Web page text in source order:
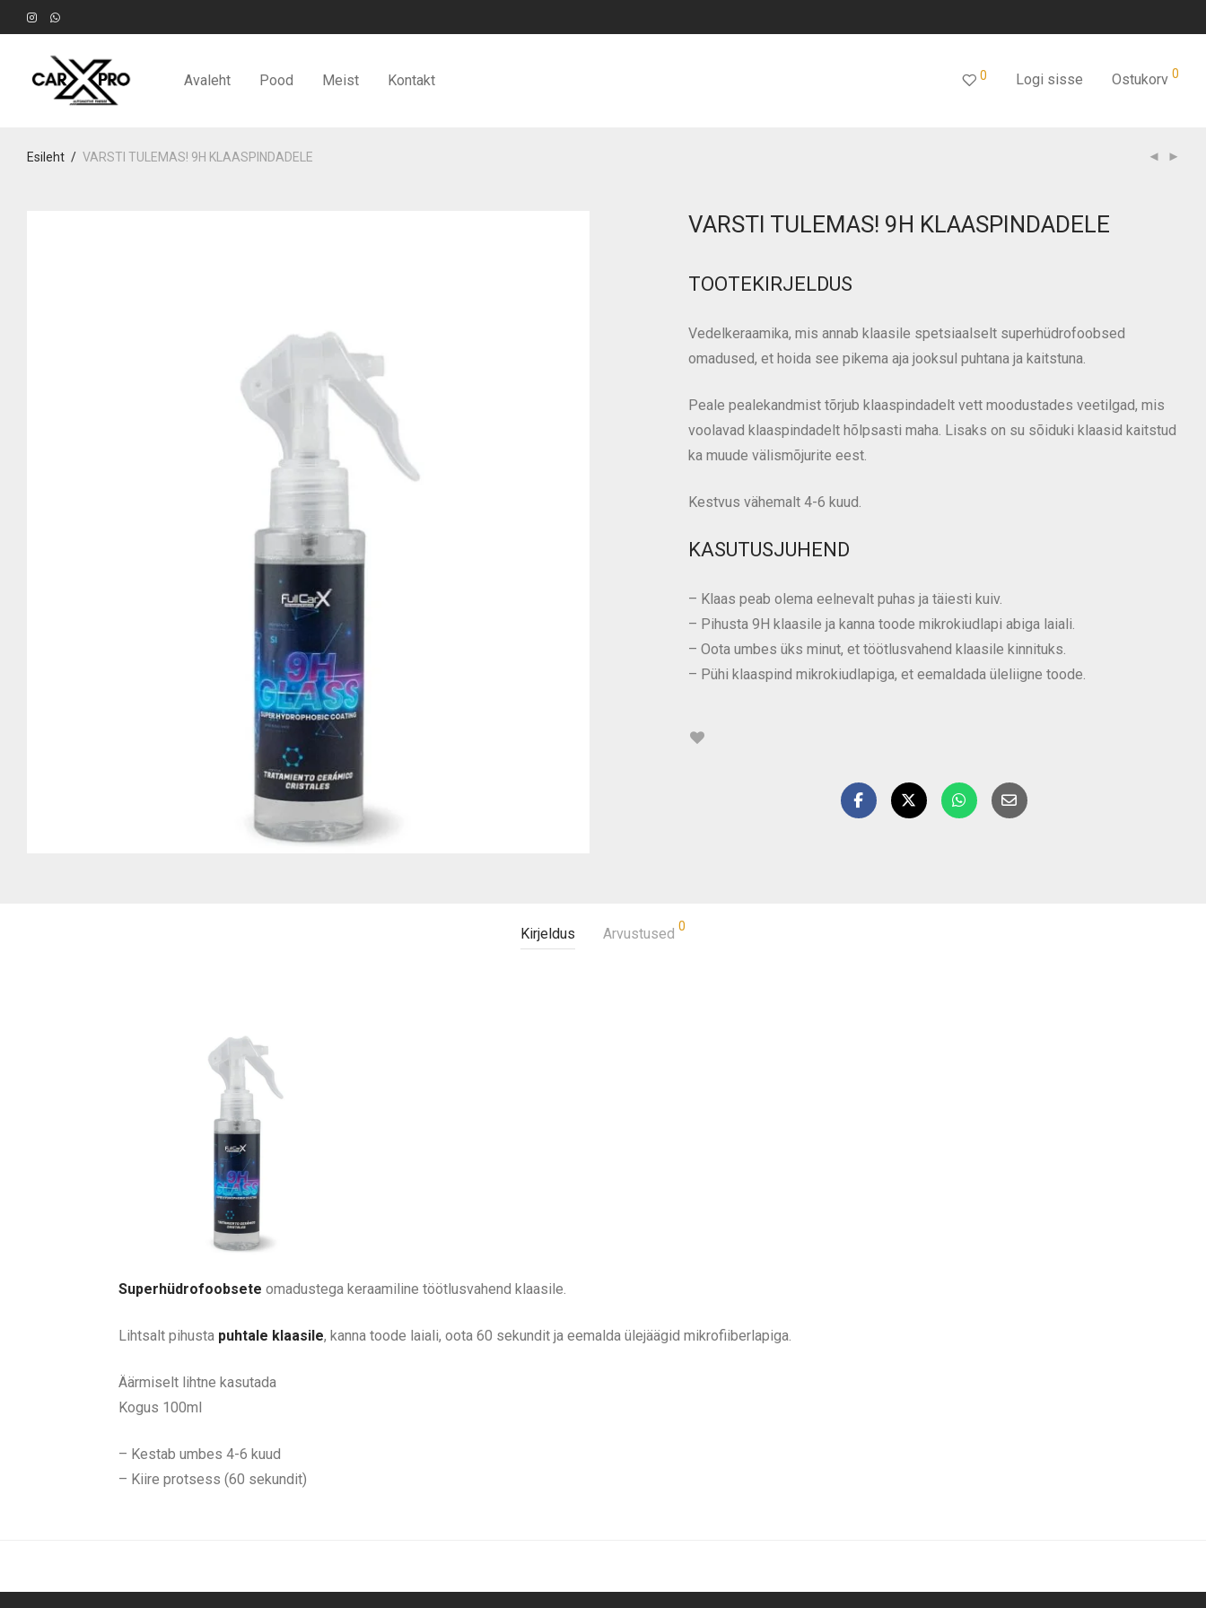
Avaleht Pood Meist Kontakt 0 Logi sisse Ostukorv 0
Esileht / VARSTI TULEMAS! 9H KLAASPINDADELE
VARSTI TULEMAS! 9H KLAASPINDADELE
TOOTEKIRJELDUS
Vedelkeraamika, mis annab klaasile spetsiaalselt superhüdrofoobsed
omadused, et hoida see pikema aja jooksul puhtana ja kaitstuna.
Peale pealekandmist tõrjub klaaspindadelt vett moodustades veetilgad, mis
voolavad klaaspindadelt hõlpsasti maha. Lisaks on su sõiduki klaasid kaitstud
ka muude välismõjurite eest.
Kestvus vähemalt 4-6 kuud.
KASUTUSJUHEND
– Klaas peab olema eelnevalt puhas ja täiesti kuiv.
– Pihusta 9H klaasile ja kanna toode mikrokiudlapi abiga laiali.
– Oota umbes üks minut, et töötlusvahend klaasile kinnituks.
– Pühi klaaspind mikrokiudlapiga, et eemaldada üleliigne toode.
Kirjeldus Arvustused 0
Superhüdrofoobsete omadustega keraamiline töötlusvahend klaasile.
Lihtsalt pihusta puhtale klaasile, kanna toode laiali, oota 60 sekundit ja eemalda ülejäägid mikrofiiberlapiga.
Äärmiselt lihtne kasutada
Kogus 100ml
– Kestab umbes 4-6 kuud
– Kiire protsess (60 sekundit)